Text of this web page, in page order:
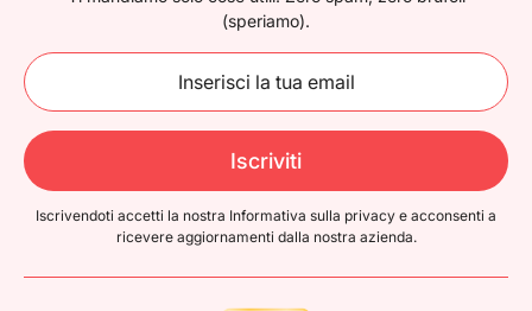
(speriamo).
Iscriviti
Iscrivendoti accetti la nostra Informativa sulla privacy e acconsenti a
ricevere aggiornamenti dalla nostra azienda.